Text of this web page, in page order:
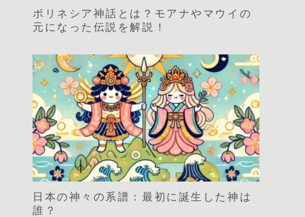
ポリネシア神話とは？モアナやマウイの
元になった伝説を解説！
日本の神々の系譜：最初に誕生した神は
誰？